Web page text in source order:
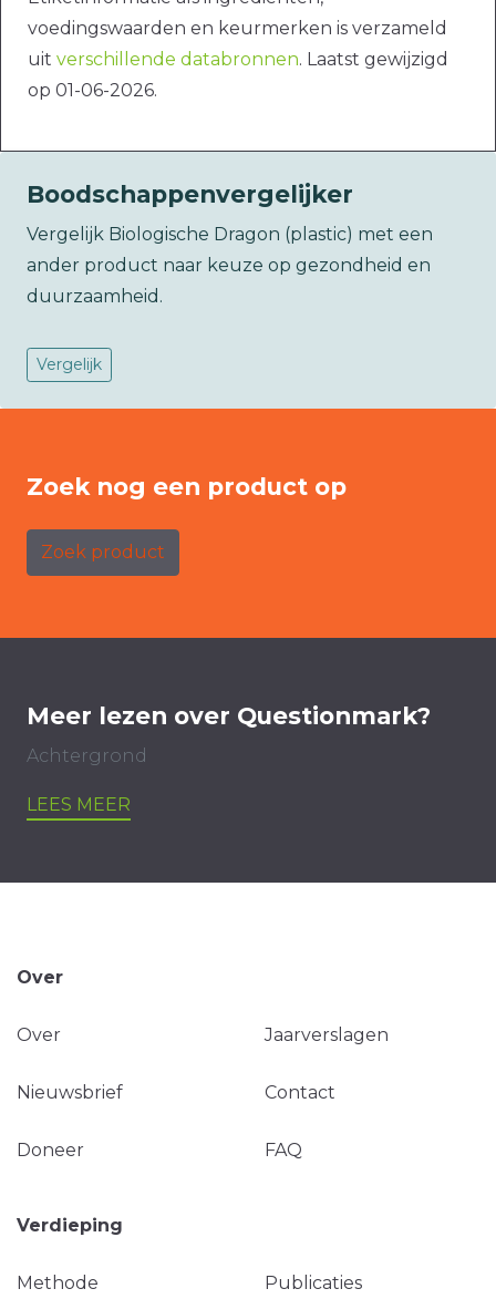
voedingswaarden en keurmerken is verzameld
uit verschillende databronnen. Laatst gewijzigd
op 01-06-2026.
Boodschappenvergelijker
Vergelijk Biologische Dragon (plastic) met een
ander product naar keuze op gezondheid en
duurzaamheid.
Vergelijk
Zoek nog een product op
Zoek product
Meer lezen over Questionmark?
Achtergrond
LEES MEER
Over
Over Jaarverslagen
Nieuwsbrief Contact
Doneer FAQ
Verdieping
Methode Publicaties